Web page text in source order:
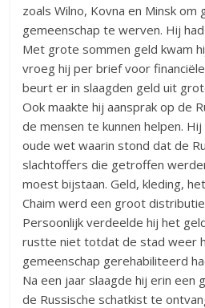
zoals Wilno, Kovna en Minsk om
gemeenschap te werven. Hij
Met grote sommen geld kwam
vroeg hij per brief voor
beurt er in slaagden geld uit
Ook maakte hij aansprak op de
de mensen te kunnen helpen.
oude wet waarin stond dat de
slachtoffers die getroffen
moest bijstaan. Geld, kleding,
Chaim werd een groot
Persoonlijk verdeelde hij het
rustte niet totdat de stad weer
gemeenschap gerehabiliteerd
Na een jaar slaagde hij erin een
de Russische schatkist te